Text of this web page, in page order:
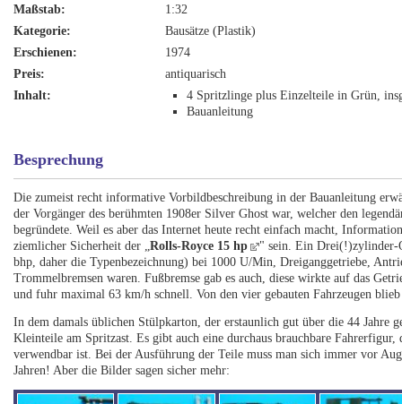
Maßstab:
1:32
Kategorie:
Bausätze (Plastik)
Erschienen:
1974
Preis:
antiquarisch
Inhalt:
4 Spritzlinge plus Einzelteile in Grün,
Bauanleitung
Besprechung
Die zumeist recht informative Vorbildbeschreibung in der Bauanleitung
der Vorgänger des berühmten 1908er Silver Ghost war, welcher den
begründete. Weil es aber das Internet heute recht einfach macht,
ziemlicher Sicherheit der „Rolls-Royce 15 hp
" sein. Ein Drei(!)zylinder-
bhp, daher die Typenbezeichnung) bei 1000 U/Min, Dreiganggetriebe,
Trommelbremsen waren. Fußbremse gab es auch, diese wirkte auf das
und fuhr maximal 63 km/h schnell. Von den vier gebauten Fahrzeugen
In dem damals üblichen Stülpkarton, der erstaunlich gut über die 44 Jahre
Kleinteile am Spritzast. Es gibt auch eine durchaus brauchbare
verwendbar ist. Bei der Ausführung der Teile muss man sich immer vor
Jahren! Aber die Bilder sagen sicher mehr: